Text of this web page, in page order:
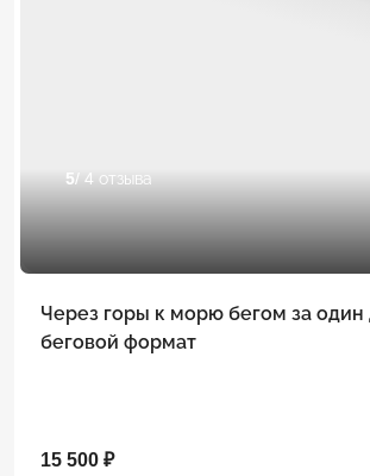
5/ 4 отзыва
Через горы к морю бегом за
беговой формат
15 500 ₽
Оставаясь на сайте, вы даете